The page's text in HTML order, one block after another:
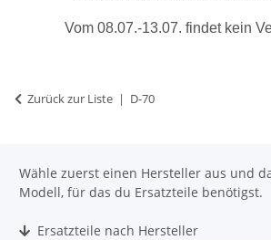
Vom 08.07.-13.07. findet kein
Zurück zur Liste D-70
Wähle zuerst einen Hersteller aus und
Modell, für das du Ersatzteile benötigst.
Ersatzteile nach Hersteller